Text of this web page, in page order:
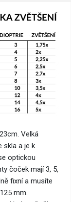
Velká
skla a je k
optickou
čoček mají 3, 5,
fixní a musíte
mm.